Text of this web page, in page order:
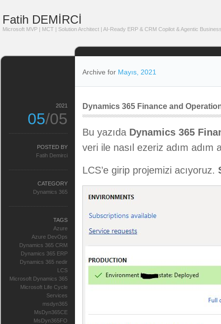
Fatih DEMİRCİ
Microsoft MVP | MCT | Solution Architect | AI-Ready ERP & CRM Copilot & Agentic
Archive for Mayıs, 2021
Dynamics 365 Finance and
Bu yazıda Dynamics 365
veri ile nasıl ezeriz adım adım
LCS’e girip projemizi acıyoruz.
2021
05/05
POSTED BY
Fatih Demirci
CATEGORY
Dynamics 365
TAGS
Azure
Azure DevOps
Dynamics 365 CRM
Dynamics 365 ERP
Dynamics 365 nedir
LCS
Microsoft Dynamics 365
Microsoft Life Cycle
Services
msdyn365
MsDyn365CE
MsDyn365FO